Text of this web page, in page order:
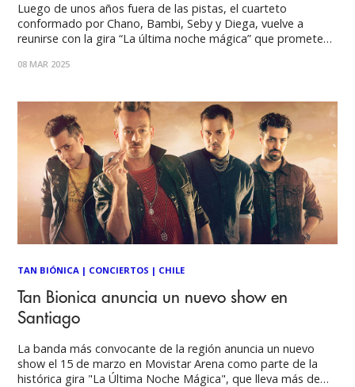
Luego de unos años fuera de las pistas, el cuarteto
conformado por Chano, Bambi, Seby y Diega, vuelve a
reunirse con la gira “La última noche mágica” que promete
único. Una gira que ha tenido 5 sold outs en
08 MAR 2025
TAN BIÓNICA | CONCIERTOS | CHILE
Tan Bionica anuncia un nuevo show en
Santiago
La banda más convocante de la región anuncia un nuevo
show el 15 de marzo en Movistar Arena como parte de la
histórica gira "La Última Noche Mágica", que lleva más de